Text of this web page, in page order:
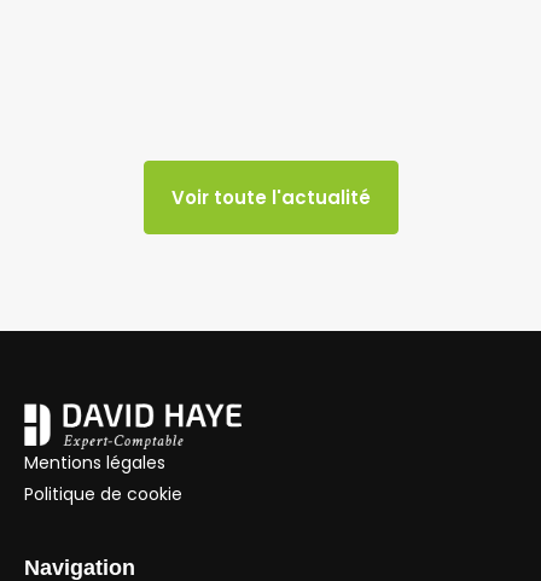
Voir toute l'actualité
Mentions légales
Politique de cookie
Navigation